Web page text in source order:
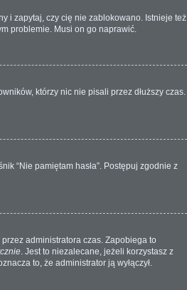
i zapytaj, czy cię nie zablokowano. Istnieje też
problemie. Musi on go naprawić.
którzy nic nie pisali przez dłuższy czas.
“Nie pamiętam hasła”. Postępuj zgodnie z
administratora czas. Zapobiega to
. Jest to niezalecane, jeżeli korzystasz z
to, że administrator ją wyłączył.